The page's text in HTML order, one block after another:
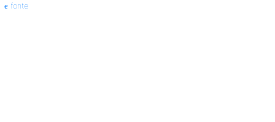
fonte